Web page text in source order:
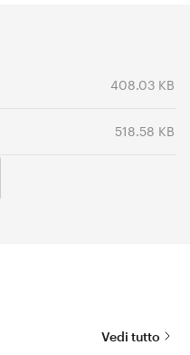
408.03 KB
518.58 KB
Vedi tutto